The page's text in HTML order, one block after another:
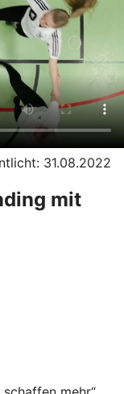
31.08.2022
mit